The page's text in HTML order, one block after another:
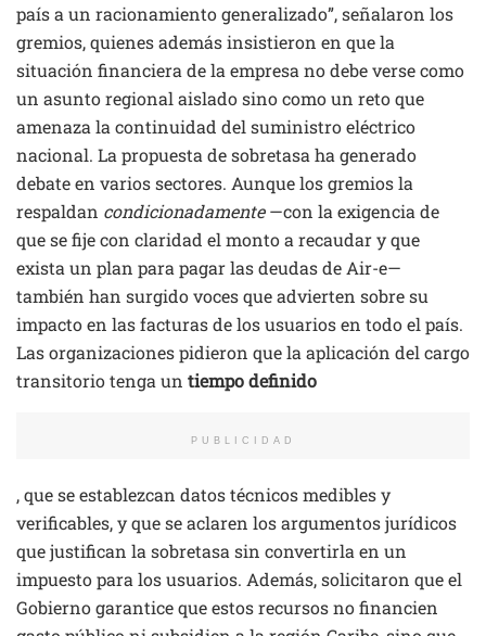
país a un racionamiento generalizado”, señalaron los
gremios, quienes además insistieron en que la
situación financiera de la empresa no debe verse como
un asunto regional aislado sino como un reto que
amenaza la continuidad del suministro eléctrico
nacional. La propuesta de sobretasa ha generado
debate en varios sectores. Aunque los gremios la
respaldan condicionadamente—con la exigencia de
que se fije con claridad el monto a recaudar y que
exista un plan para pagar las deudas de Air-e—
también han surgido voces que advierten sobre su
impacto en las facturas de los usuarios en todo el país.
Las organizaciones pidieron que la aplicación del cargo
transitorio tenga un tiempo definido
PUBLICIDAD
, que se establezcan datos técnicos medibles y
verificables, y que se aclaren los argumentos jurídicos
que justifican la sobretasa sin convertirla en un
impuesto para los usuarios. Además, solicitaron que el
Gobierno garantice que estos recursos no financien